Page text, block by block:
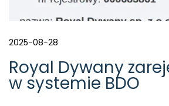
s
y
w
y
2025-08-28
Royal Dywany
w systemie BDO